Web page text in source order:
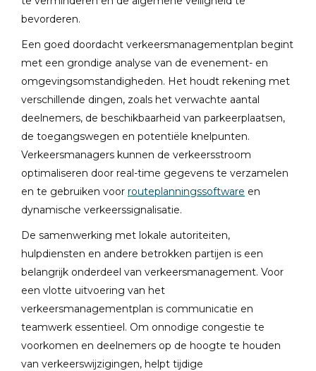
bevorderen.
Een goed doordacht verkeersmanagementplan begint
met een grondige analyse van de evenement- en
omgevingsomstandigheden. Het houdt rekening met
verschillende dingen, zoals het verwachte aantal
deelnemers, de beschikbaarheid van parkeerplaatsen,
de toegangswegen en potentiële knelpunten.
Verkeersmanagers kunnen de verkeersstroom
optimaliseren door real-time gegevens te verzamelen
en te gebruiken voor routeplanningssoftware en
dynamische verkeerssignalisatie.
De samenwerking met lokale autoriteiten,
hulpdiensten en andere betrokken partijen is een
belangrijk onderdeel van verkeersmanagement. Voor
een vlotte uitvoering van het
verkeersmanagementplan is communicatie en
teamwerk essentieel. Om onnodige congestie te
voorkomen en deelnemers op de hoogte te houden
van verkeerswijzigingen, helpt tijdige